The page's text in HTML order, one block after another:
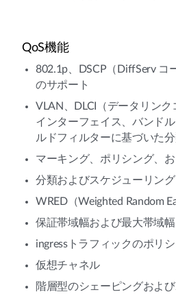
QoS機能
802.1p、DSCP（DiffServ コ
のサポート
VLAN、DLCI（データリンク
インターフェイス、バンド
ルドフィルターに基づいた
マーキング、ポリシング、
分類およびスケジューリング
WRED（Weighted Random
保証帯域幅および最大帯域幅
ingressトラフィックのポリ
仮想チャネル
階層型のシェーピングおよ